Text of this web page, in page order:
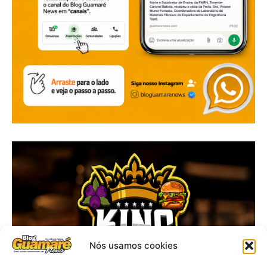
Nós usamos cookies